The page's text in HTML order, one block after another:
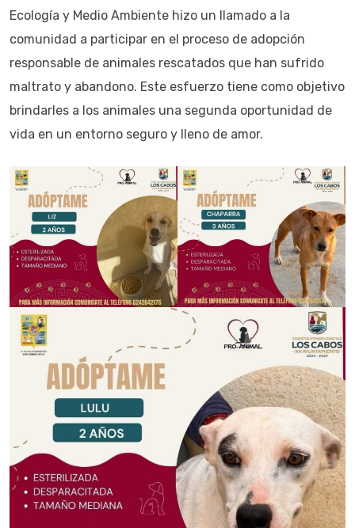
Ecología y Medio Ambiente hizo un llamado a la
comunidad a participar en el proceso de adopción
responsable de animales rescatados que han sufrido
maltrato y abandono. Este esfuerzo tiene como objetivo
brindarles a los animales una segunda oportunidad de
vida en un entorno seguro y lleno de amor.